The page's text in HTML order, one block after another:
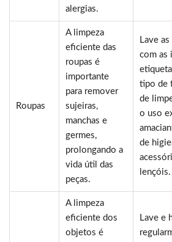
alergias.
Roupas
A limpeza
eficiente das
roupas é
importante
para remover
sujeiras,
manchas e
germes,
prolongando a
vida útil das
peças.
Lave
com as
tipo de
de
o uso
de
lençóis.
A limpeza
eficiente dos
objetos é
Lave e